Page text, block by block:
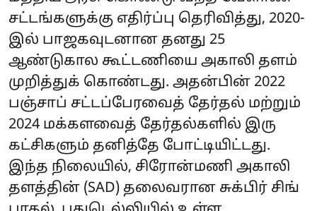
சட்டங்களுக்கு எதிர்ப்பு தெரிவித்து, 2020-
இல் பாஜகவுடனான தனது 25
ஆண்டுகால கூட்டணியை அகாலி தளம்
முறித்துக் கொண்டது. அதன்பின் 2022
பஞ்சாப் சட்டப்பேரவைத் தேர்தல் மற்றும்
2024 மக்களவைத் தேர்தல்களில் இரு
கட்சிகளும் தனித்தே போட்டியிட்டது.
இந்த நிலையில், சிரோன்மணி அகாலி
தளத்தின் (SAD) தலைவரான சுக்பிர் சிங்